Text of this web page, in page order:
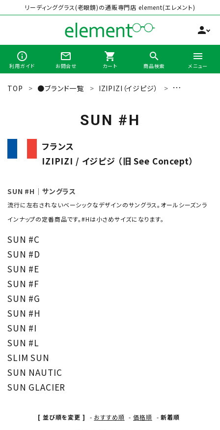
リーディンググラス(老眼鏡)の通販専門店 element(エレメント)
person
info_outline
利用ガイド
mail_outline
お問合せ
shopping_cart
カート
search
商品検索
menu
メニュー
search
全商品から選ぶ
カテゴリーから選ぶ
ブランドから選ぶ
形から選ぶ
色から選ぶ
価格帯から選ぶ
SALE
コンテンツ
INFORMATION
ようこそ 会員名 様
TOP ●ブランド一覧 IZIPIZI（イジピジ） サングラス
SUN #H
フランス
IZIPIZI / イジピジ （旧 See Concept）
SUN #H｜サングラス
流行に左右されないベーシックなデザインのサングラス。オールシーズンラ
インナップの定番商品です。#Hは小さめサイズになります。
SUN #C
SUN #D
SUN #E
SUN #F
SUN #G
SUN #H
SUN #I
SUN #L
SLIM SUN
SUN NAUTIC
SUN GLACIER
[ 並び順を変更 ] - おすすめ順 -価格順 -新着順